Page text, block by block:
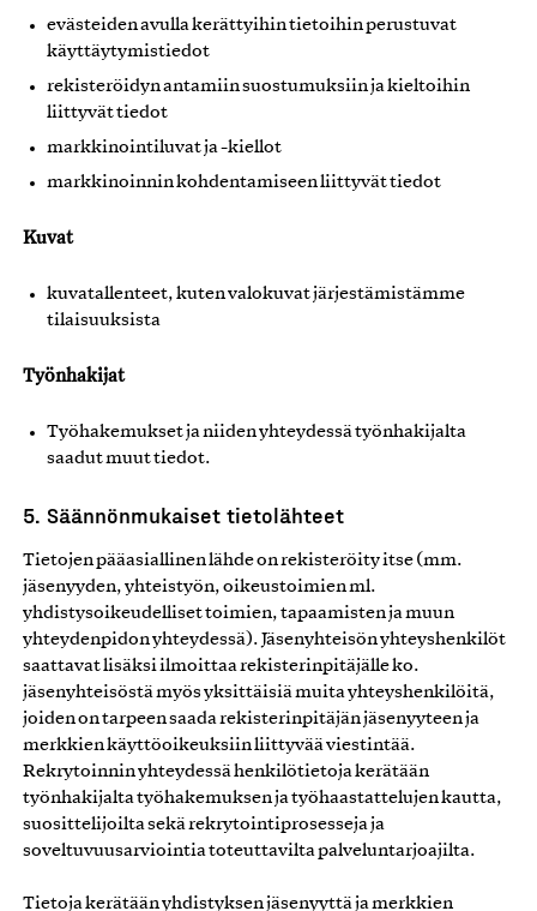
evästeiden avulla kerättyihin tietoihin perustuvat
käyttäytymistiedot
rekisteröidyn antamiin suostumuksiin ja kieltoihin
liittyvät tiedot
markkinointiluvat ja -kiellot
markkinoinnin kohdentamiseen liittyvät tiedot
Kuvat
kuvatallenteet, kuten valokuvat järjestämistämme
tilaisuuksista
Työnhakijat
Työhakemukset ja niiden yhteydessä työnhakijalta
saadut muut tiedot.
5. Säännönmukaiset tietolähteet
Tietojen pääasiallinen lähde on rekisteröity itse (mm.
jäsenyyden, yhteistyön, oikeustoimien ml.
yhdistysoikeudelliset toimien, tapaamisten ja muun
yhteydenpidon yhteydessä). Jäsenyhteisön yhteyshenkilöt
saattavat lisäksi ilmoittaa rekisterinpitäjälle ko.
jäsenyhteisöstä myös yksittäisiä muita yhteyshenkilöitä,
joiden on tarpeen saada rekisterinpitäjän jäsenyyteen ja
merkkien käyttöoikeuksiin liittyvää viestintää.
Rekrytoinnin yhteydessä henkilötietoja kerätään
työnhakijalta työhakemuksen ja työhaastattelujen kautta,
suosittelijoilta sekä rekrytointiprosesseja ja
soveltuvuusarviointia toteuttavilta palveluntarjoajilta.
Tietoja kerätään yhdistyksen jäsenyyttä ja merkkien